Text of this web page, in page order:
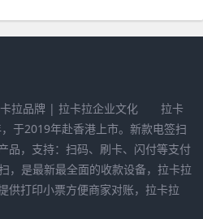
拉品牌 | 拉卡拉企业文化 拉卡
于2019年赴香港上市。新款电签扫
品，支持：扫码、刷卡、闪付等支付
，是最新最全面的收款设备，拉卡拉
供打印小票方便商家对账，拉卡拉